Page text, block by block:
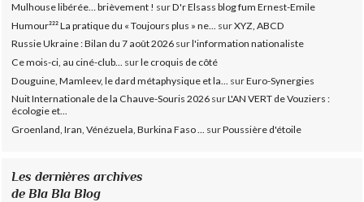
Mulhouse libérée… brièvement ! surD'r Elsass blog fum Ernest-Emile
Humour²²² La pratique du « Toujours plus » ne...
surXYZ, ABCD
Russie Ukraine : Bilan du 7 août 2026 surl'information nationaliste
Ce mois-ci, au ciné-club... surle croquis de côté
Douguine, Mamleev, le dard métaphysique et la...
surEuro-Synergies
Nuit Internationale de la Chauve-Souris 2026 surL'AN VERT de Vouziers :
écologie et...
Groenland, Iran, Vénézuela, Burkina Faso ...
surPoussière d'étoile
Les dernières archives
de Bla Bla Blog